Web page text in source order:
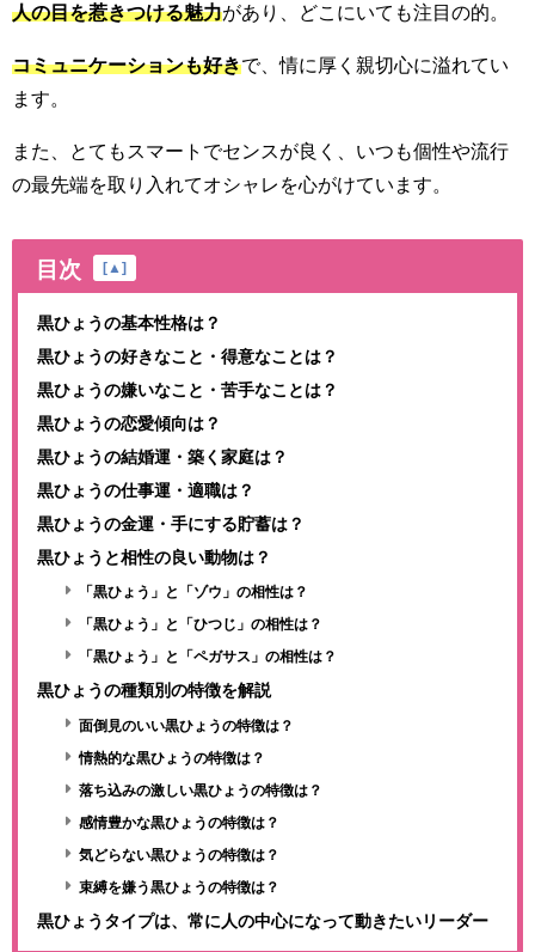
人の目を惹きつける魅力があり、どこにいても注目の的。
コミュニケーションも好きで、情に厚く親切心に溢れてい
ます。
また、とてもスマートでセンスが良く、いつも個性や流行
の最先端を取り入れてオシャレを心がけています。
目次 [ ▲ ]
黒ひょうの基本性格は？
黒ひょうの好きなこと・得意なことは？
黒ひょうの嫌いなこと・苦手なことは？
黒ひょうの恋愛傾向は？
黒ひょうの結婚運・築く家庭は？
黒ひょうの仕事運・適職は？
黒ひょうの金運・手にする貯蓄は？
黒ひょうと相性の良い動物は？
「黒ひょう」と「ゾウ」の相性は？
「黒ひょう」と「ひつじ」の相性は？
「黒ひょう」と「ペガサス」の相性は？
黒ひょうの種類別の特徴を解説
面倒見のいい黒ひょうの特徴は？
情熱的な黒ひょうの特徴は？
落ち込みの激しい黒ひょうの特徴は？
感情豊かな黒ひょうの特徴は？
気どらない黒ひょうの特徴は？
束縛を嫌う黒ひょうの特徴は？
黒ひょうタイプは、常に人の中心になって動きたいリーダー